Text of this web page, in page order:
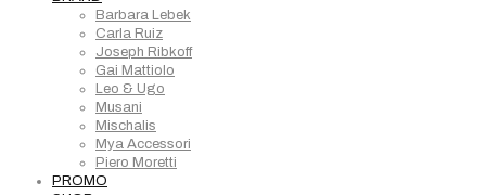
Barbara Lebek
Carla Ruiz
Joseph Ribkoff
Gai Mattiolo
Leo & Ugo
Musani
Mischalis
Mya Accessori
Piero Moretti
PROMO